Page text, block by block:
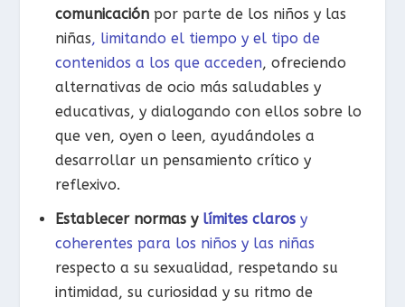
comunicación por parte de los niños y las
niñas, limitando el tiempo y el tipo de
contenidos a los que acceden, ofreciendo
alternativas de ocio más saludables y
educativas, y dialogando con ellos sobre lo
que ven, oyen o leen, ayudándoles a
desarrollar un pensamiento crítico y
reflexivo.
Establecer normas ylímites claros y
coherentes para los niños y las niñas
respecto a su sexualidad, respetando su
intimidad, su curiosidad y su ritmo de